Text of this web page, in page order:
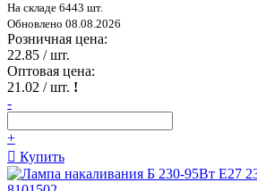
На складе 6443 шт.
Обновлено 08.08.2026
Розничная цена:
22.85 / шт.
Оптовая цена:
21.02 / шт. !
-
+
Купить